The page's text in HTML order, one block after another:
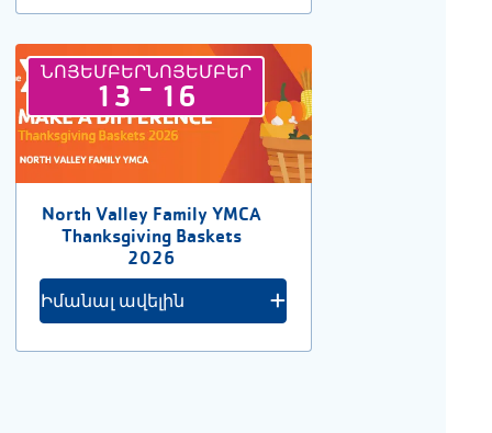
ՆՈՅԵՄԲԵՐՆՈՅԵՄԲԵՐ
13 - 16
North Valley Family YMCA
Thanksgiving Baskets
2026
Իմանալ ավելին